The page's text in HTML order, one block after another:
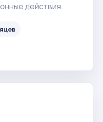
действия.